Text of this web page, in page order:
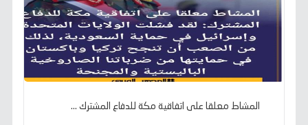
المشاط معلقا على اتفاقية مكة للدفاع المشترك ...